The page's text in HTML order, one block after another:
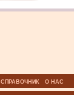
СПРАВОЧНИК О НАС